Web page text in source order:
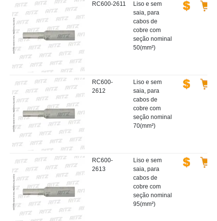
RC600-2611
Liso e sem
saia, para
cabos de
cobre com
seção nominal
50(mm²)
RC600-
2612
Liso e sem
saia, para
cabos de
cobre com
seção nominal
70(mm²)
RC600-
2613
Liso e sem
saia, para
cabos de
cobre com
seção nominal
95(mm²)